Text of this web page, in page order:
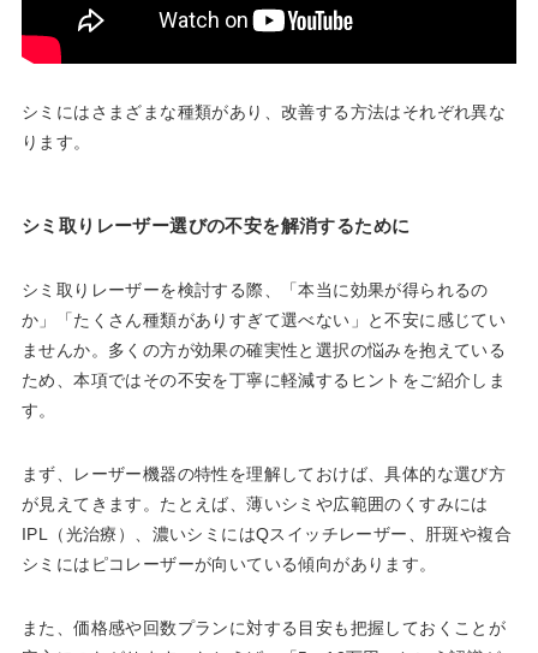
シミにはさまざまな種類があり、改善する方法はそれぞれ異な
ります。
シミ取りレーザー選びの不安を解消するために
シミ取りレーザーを検討する際、「本当に効果が得られるの
か」「たくさん種類がありすぎて選べない」と不安に感じてい
ませんか。多くの方が効果の確実性と選択の悩みを抱えている
ため、本項ではその不安を丁寧に軽減するヒントをご紹介しま
す。
まず、レーザー機器の特性を理解しておけば、具体的な選び方
が見えてきます。たとえば、薄いシミや広範囲のくすみには
IPL（光治療）、濃いシミにはQスイッチレーザー、肝斑や複合
シミにはピコレーザーが向いている傾向があります。
また、価格感や回数プランに対する目安も把握しておくことが